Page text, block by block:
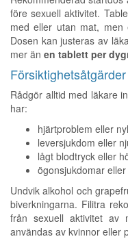
före sexuell aktivitet.
med eller utan mat, men
Dosen kan justeras av
mer än en tablett per
Försiktighetsåtgärder
Rådgör alltid med läkare
har:
hjärtproblem eller
leversjukdom eller
lågt blodtryck eller
ögonsjukdomar
Undvik alkohol och
biverkningarna. Filitra
från sexuell aktivitet av
användas av kvinnor eller